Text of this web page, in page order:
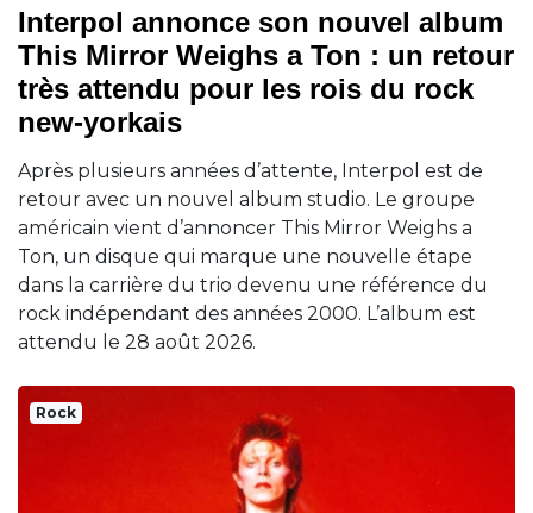
Interpol annonce son nouvel album
This Mirror Weighs a Ton : un retour
très attendu pour les rois du rock
new-yorkais
Après plusieurs années d’attente, Interpol est de
retour avec un nouvel album studio. Le groupe
américain vient d’annoncer This Mirror Weighs a
Ton, un disque qui marque une nouvelle étape
dans la carrière du trio devenu une référence du
rock indépendant des années 2000. L’album est
attendu le 28 août 2026.
Rock